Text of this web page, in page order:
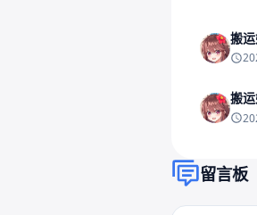
搬
搬
留言板